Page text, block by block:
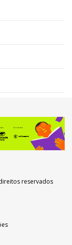
reservados